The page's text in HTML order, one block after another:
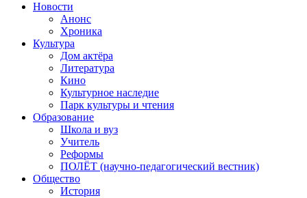
Новости
Анонс
Хроника
Культура
Дом актёра
Литература
Кино
Культурное наследие
Парк культуры и чтения
Образование
Школа и вуз
Учитель
Реформы
ПОЛЁТ (научно-педагогический вестник)
Общество
История